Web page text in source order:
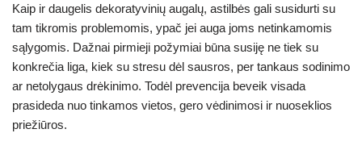
Kaip ir daugelis dekoratyvinių augalų, astilbės gali susidurti su
tam tikromis problemomis, ypač jei auga joms netinkamomis
sąlygomis. Dažnai pirmieji požymiai būna susiję ne tiek su
konkrečia liga, kiek su stresu dėl sausros, per tankaus sodinimo
ar netolygaus drėkinimo. Todėl prevencija beveik visada
prasideda nuo tinkamos vietos, gero vėdinimosi ir nuoseklios
priežiūros.